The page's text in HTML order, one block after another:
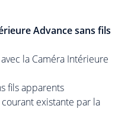
Advance sans fils
la Caméra Intérieure
fils apparents
existante par la